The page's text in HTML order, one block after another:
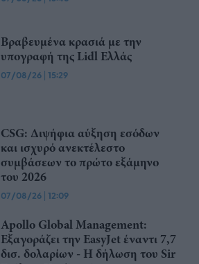
Βραβευμένα κρασιά με την
υπογραφή της Lidl Ελλάς
07/08/26 | 15:29
CSG: Διψήφια αύξηση εσόδων
και ισχυρό ανεκτέλεστο
συμβάσεων το πρώτο εξάμηνο
του 2026
07/08/26 | 12:09
Apollo Global Management:
Εξαγοράζει την EasyJet έναντι 7,7
δισ. δολαρίων - Η δήλωση του Sir